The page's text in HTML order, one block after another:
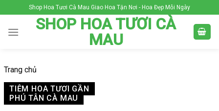
to
content
Shop Hoa Tươi Cà Mau Giao Hoa Tận Nơi - Hoa Đẹp Mỗi Ngày
SHOP HOA TƯƠI CÀ
MAU
Trang chủ
TIỆM HOA TƯƠI GẦN
PHÚ TÂN CÀ MAU